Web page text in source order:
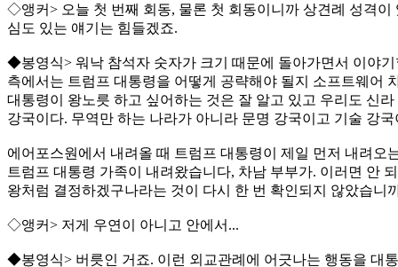
◇앵커> 오늘 첫 번째 회동, 물론 첫 회동이니까 상견례 성격
심도 있는 얘기는 힘들겠죠.
◆봉영식> 워낙 참석자 숫자가 크기 때문에 돌아가면서 이야
측에서는 트럼프 대통령을 어떻게 공략해야 될지 소프트웨어
대통령이 왕노릇 하고 싶어하는 것은 잘 알고 있고 우리도 신
강국이다. 무역만 하는 나라가 아니라 문명 강국이고 기술 강
에어포스원에서 내려올 때 트럼프 대통령이 제일 먼저 내려
트럼프 대통령 가족이 내려왔습니다, 차남 부부가. 이러면 안
왕처럼 결정하겠구나라는 것이 다시 한 번 확인되지 않았습니
◇앵커> 저게 우연이 아니고 안에서...
◆봉영식> 버릇인 거죠. 이런 외교관례에 어긋나는 행동을 대